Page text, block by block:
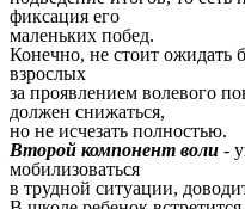
фиксация его
маленьких побед.
Конечно, не стоит ожидать
взрослых
за проявлением волевого
должен снижаться,
но не исчезать полностью.
Второй компонент воли -
мобилизоваться
в трудной ситуации,